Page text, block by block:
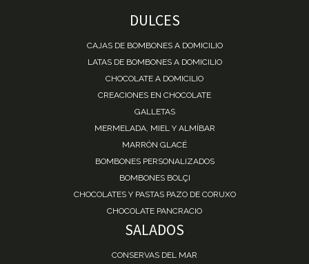
DULCES
CAJAS DE BOMBONES A DOMICILIO
LATAS DE BOMBONES A DOMICILIO
CHOCOLATE A DOMICILIO
CREACIONES EN CHOCOLATE
GALLETAS
MERMELADA, MIEL Y ALMÍBAR
MARRÓN GLACÉ
BOMBONES PERSONALIZADOS
BOMBONES BOLÇI
CHOCOLATES Y PASTAS PAZO DE CORUXO
CHOCOLATE PANCRACIO
SALADOS
CONSERVAS DEL MAR